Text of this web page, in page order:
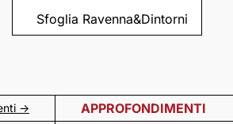
Sfoglia Ravenna&Dintorni
-> APPROFONDIMENTI